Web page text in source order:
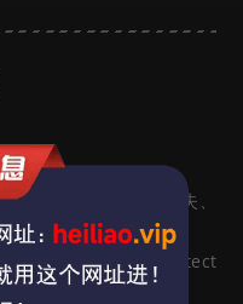
息安全，防止数据丢失、
measures to protect
alteration.